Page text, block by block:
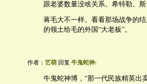
跟老婆数量没啥关系。希特勒、
蒋毛大不一样。看看那场战争的
的领土给毛的外国“大老板”。
作者： 艺萌 回复 牛鬼蛇神:
牛鬼蛇神博，“那一代民族精英出